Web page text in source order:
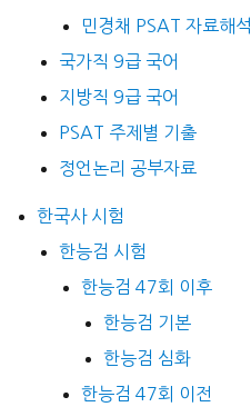
민경채 PSAT 자료해석
국가직 9급 국어
지방직 9급 국어
PSAT 주제별 기출
정언논리 공부자료
한국사 시험
한능검 시험
한능검 47회 이후
한능검 기본
한능검 심화
한능검 47회 이전